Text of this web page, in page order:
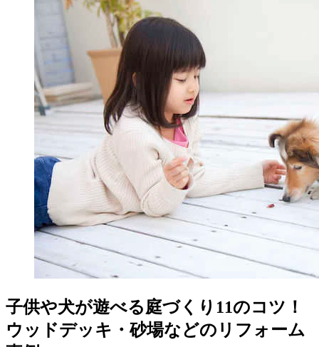
子供や犬が遊べる庭づくり11のコツ！
ウッドデッキ・砂場などのリフォーム